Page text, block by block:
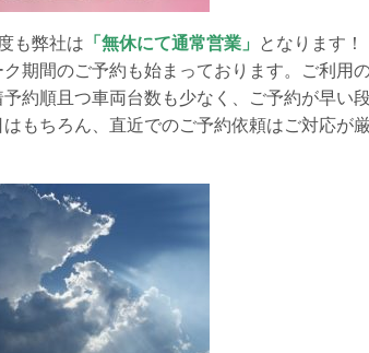
も弊社は 「無休にて通常営業」
となります！
期間のご予約も始まっております。ご利用
約順且つ車両台数も少なく、ご予約が早い
もちろん、直近でのご予約依頼はご対応が